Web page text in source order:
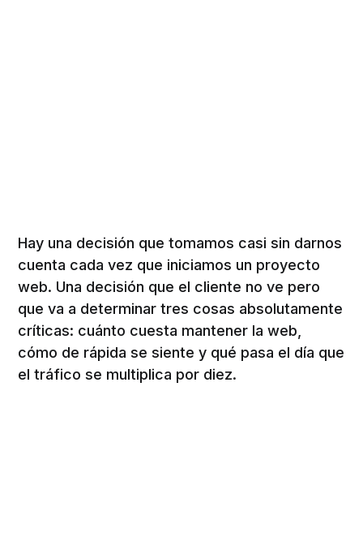
Hay una decisión que tomamos casi sin darnos
cuenta cada vez que iniciamos un proyecto
web. Una decisión que el cliente no ve pero
que va a determinar tres cosas absolutamente
críticas: cuánto cuesta mantener la web,
cómo de rápida se siente y qué pasa el día que
el tráfico se multiplica por diez.